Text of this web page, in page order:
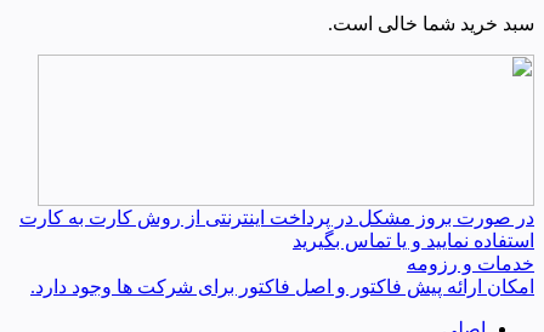
سبد خرید شما خالی است.
در صورت بروز مشکل در پرداخت اینترنتی از روش کارت به کارت
استفاده نمایید و یا تماس بگیرید
خدمات و رزومه
امکان ارائه پیش فاکتور و اصل فاکتور برای شرکت ها وجود دارد.